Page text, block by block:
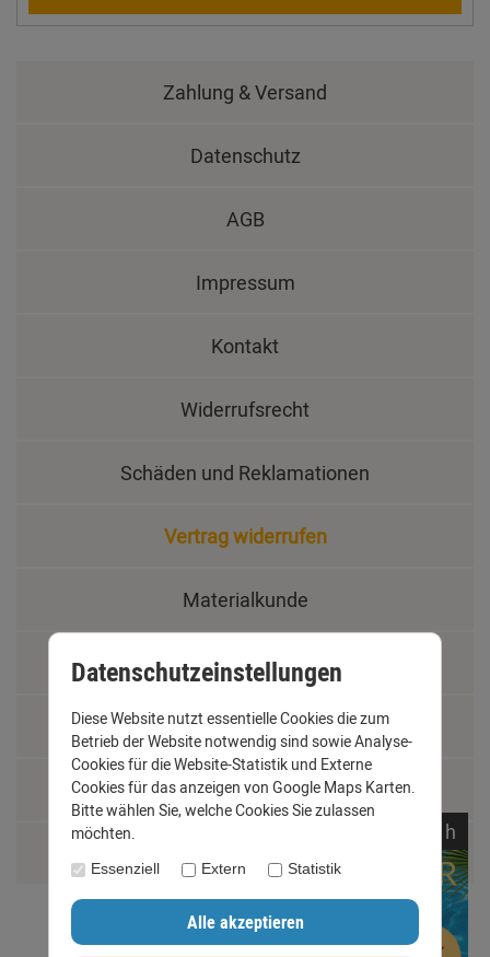
Zahlung & Versand
Datenschutz
AGB
Impressum
Kontakt
Widerrufsrecht
Schäden und Reklamationen
Vertrag widerrufen
Materialkunde
Fachbegriffe
Jobs
Montage und Installationshilfen
h
Datenschutzeinstellungen
Diese Website nutzt essentielle Cookies die zum
Betrieb der Website notwendig sind sowie Analyse-
Cookies für die Website-Statistik und Externe
Cookies für das anzeigen von Google Maps Karten.
Bitte wählen Sie, welche Cookies Sie zulassen
möchten.
Essenziell Extern Statistik